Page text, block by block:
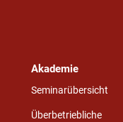
Akademie
Seminarübersicht
Überbetriebliche